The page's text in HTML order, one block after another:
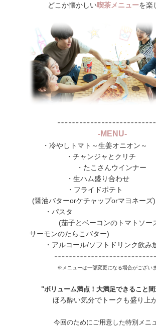
どこか懐かしい喫茶メニューを楽
-MENU-
・冷やしトマト～生姜オニ
・チャンジャとクリチ
・たこさんウインナー
・生ハム盛り合わせ
・フライドポテト
(醤油バターorケチャップorマ
・パス
(茄子とベーコンのトマトソー
サーモンのたらこ
・アルコール/ソフトドリンク飲み
※メニューは一部変更になる場合がございま
"ボリューム満点！大満足できること
ほろ酔い気分でトークも盛り上
今回のためにご用意した特別メニ